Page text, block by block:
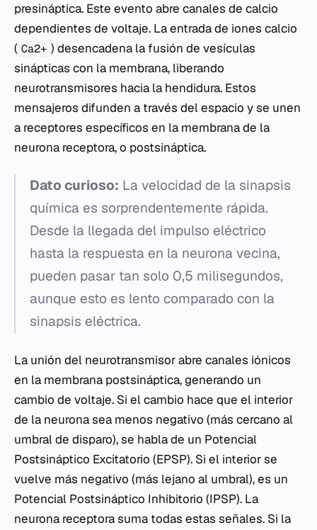
presináptica. Este evento abre canales de calcio
dependientes de voltaje. La entrada de iones calcio
( Ca2+ ) desencadena la fusión de vesículas
sinápticas con la membrana, liberando
neurotransmisores hacia la hendidura. Estos
mensajeros difunden a través del espacio y se unen
a receptores específicos en la membrana de la
neurona receptora, o postsináptica.
Dato curioso: La velocidad de la sinapsis
química es sorprendentemente rápida.
Desde la llegada del impulso eléctrico
hasta la respuesta en la neurona vecina,
pueden pasar tan solo 0,5 milisegundos,
aunque esto es lento comparado con la
sinapsis eléctrica.
La unión del neurotransmisor abre canales iónicos
en la membrana postsináptica, generando un
cambio de voltaje. Si el cambio hace que el interior
de la neurona sea menos negativo (más cercano al
umbral de disparo), se habla de un Potencial
Postsináptico Excitatorio (EPSP). Si el interior se
vuelve más negativo (más lejano al umbral), es un
Potencial Postsináptico Inhibitorio (IPSP). La
neurona receptora suma todas estas señales. Si la